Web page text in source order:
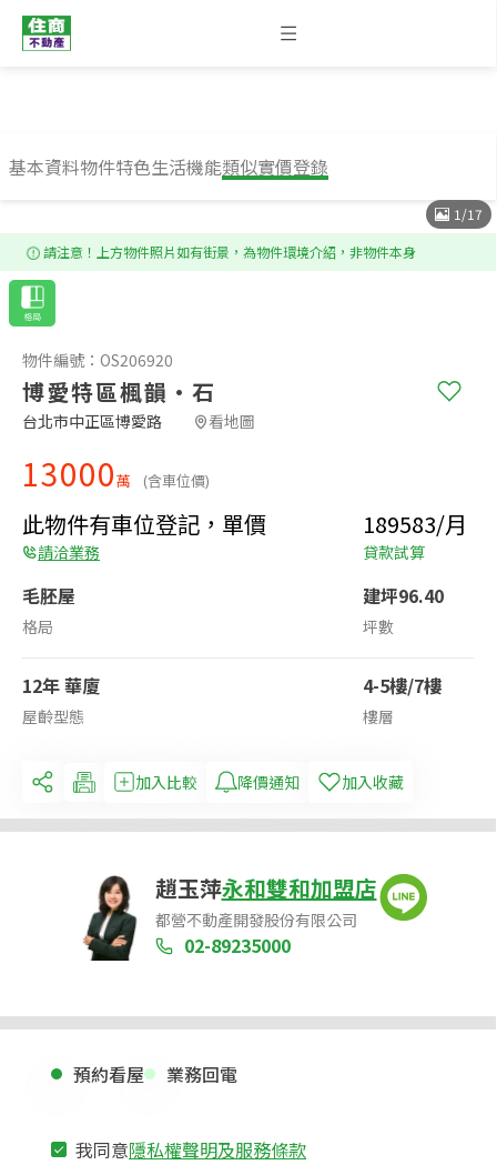
基本資料物件特色生活機能類似實價登錄
1 /17
請注意！上方物件照片如有街景，為物件環境介紹，非物件本身
物件編號：OS206920
博愛特區楓韻·石
台北市中正區博愛路​ 看地圖
13000萬 (含車位價)
此物件有車位登記，單價
請洽業務
189583/月
貸款試算
毛胚屋
格局
建坪96.40
坪數
12年 華廈
屋齡型態
4-5樓/7樓
樓層
加入比較 降價通知 加入收藏
趙玉萍永和雙和加盟店
都營不動產開發股份有限公司
02-89235000
預約看屋 業務回電
我同意隱私權聲明及服務條款